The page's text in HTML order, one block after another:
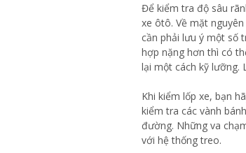
Để kiểm tra độ sâu
xe ôtô. Về mặt
cần phải lưu ý một số
hợp nặng hơn thì có
lại một cách kỹ lưỡng.
Khi kiểm lốp xe, bạn
kiểm tra các vành
đường. Những va
với hệ thống treo.